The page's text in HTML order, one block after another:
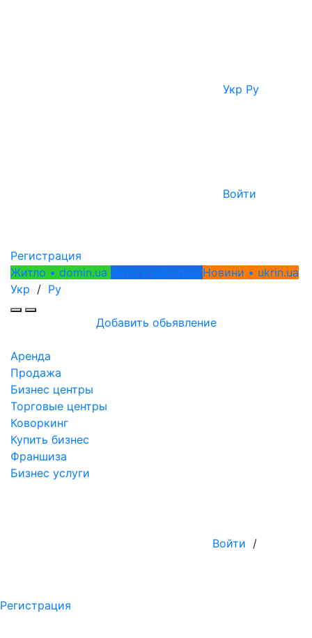
Укр Ру
Войти
Регистрация
Житло • domin.ua Авто • autoin.ua Новини • ukrin.ua
Укр / Ру
Добавить обьявление
Аренда
Продажа
Бизнес центры
Торговые центры
Коворкинг
Купить бизнес
Франшиза
Бизнес услуги
Войти /
Регистрация